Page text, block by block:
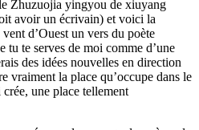
Zhuzuojia yingyou de xiuyang
avoir un écrivain) et voici la
d’Ouest un vers du poète
tu te serves de moi comme d’une
des idées nouvelles en direction
vraiment la place qu’occupe dans le
une place tellement